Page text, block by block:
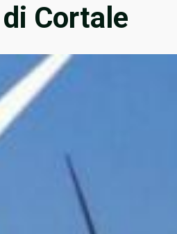
Cortale